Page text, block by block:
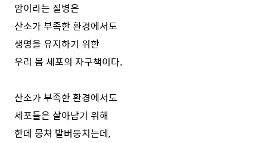
암이라는 질병은
산소가 부족한 환경에서도
생명을 유지하기 위한
우리 몸 세포의 자구책이다.
산소가 부족한 환경에서도
세포들은 살아남기 위해
한데 뭉쳐 발버둥치는데,